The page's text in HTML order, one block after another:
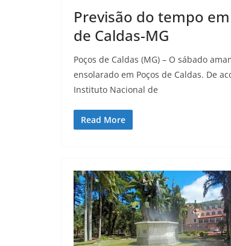
Previsão do tempo
de Caldas-MG
Poços de Caldas (MG) – O sábado
ensolarado em Poços de Caldas. De
Instituto Nacional de
Read More